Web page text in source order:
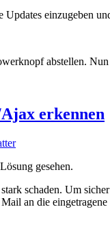
Updates einzugeben
abstellen.
erkennen
gesehen.
schaden. Um
an die eingetragene